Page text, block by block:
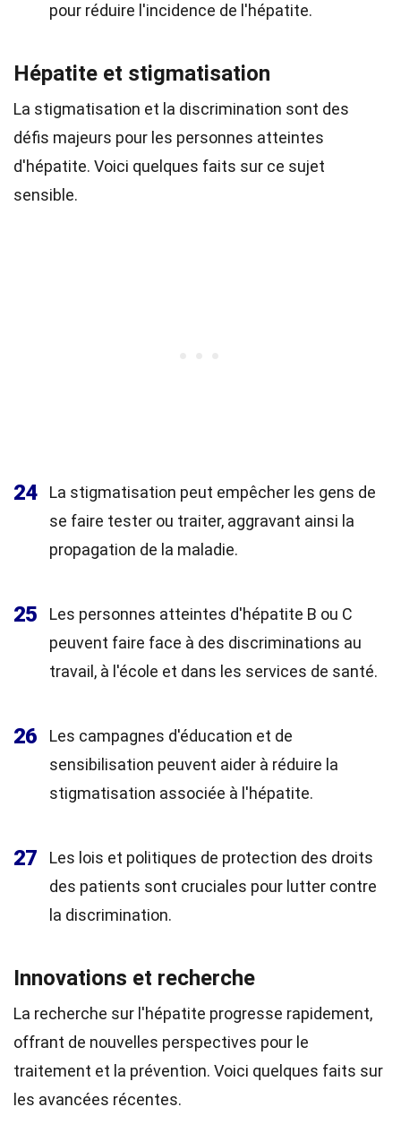
pour réduire l'incidence de l'hépatite.
Hépatite et stigmatisation
La stigmatisation et la discrimination sont des
défis majeurs pour les personnes atteintes
d'hépatite. Voici quelques faits sur ce sujet
sensible.
24
La stigmatisation peut empêcher les gens de
se faire tester ou traiter, aggravant ainsi la
propagation de la maladie.
25
Les personnes atteintes d'hépatite B ou C
peuvent faire face à des discriminations au
travail, à l'école et dans les services de santé.
26
Les campagnes d'éducation et de
sensibilisation peuvent aider à réduire la
stigmatisation associée à l'hépatite.
27
Les lois et politiques de protection des droits
des patients sont cruciales pour lutter contre
la discrimination.
Innovations et recherche
La recherche sur l'hépatite progresse rapidement,
offrant de nouvelles perspectives pour le
traitement et la prévention. Voici quelques faits sur
les avancées récentes.